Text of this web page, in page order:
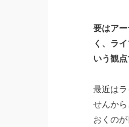
要はア
く、ラ
いう観
最近は
せんか
おくのが